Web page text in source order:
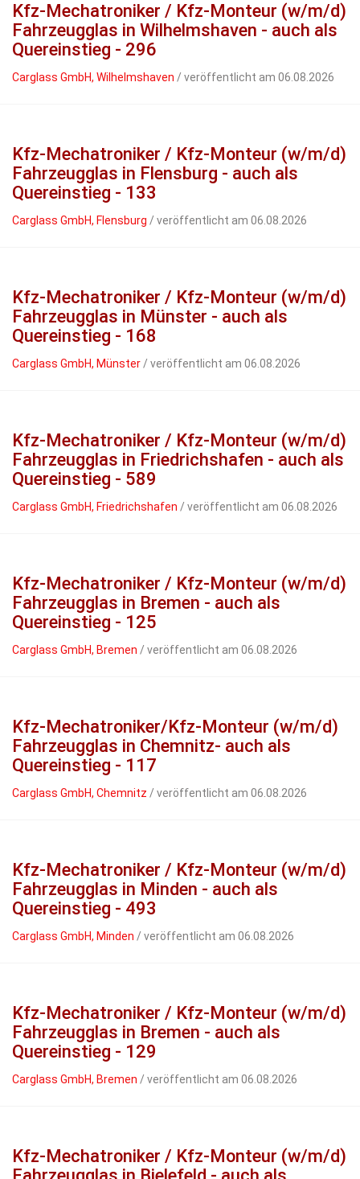
Kfz-Mechatroniker / Kfz-Monteur (w/m/d)
Fahrzeugglas in Wilhelmshaven - auch als
Quereinstieg - 296
Carglass GmbH, Wilhelmshaven / veröffentlicht am 06.08.2026
Kfz-Mechatroniker / Kfz-Monteur (w/m/d)
Fahrzeugglas in Flensburg - auch als
Quereinstieg - 133
Carglass GmbH, Flensburg / veröffentlicht am 06.08.2026
Kfz-Mechatroniker / Kfz-Monteur (w/m/d)
Fahrzeugglas in Münster - auch als
Quereinstieg - 168
Carglass GmbH, Münster / veröffentlicht am 06.08.2026
Kfz-Mechatroniker / Kfz-Monteur (w/m/d)
Fahrzeugglas in Friedrichshafen - auch als
Quereinstieg - 589
Carglass GmbH, Friedrichshafen / veröffentlicht am 06.08.2026
Kfz-Mechatroniker / Kfz-Monteur (w/m/d)
Fahrzeugglas in Bremen - auch als
Quereinstieg - 125
Carglass GmbH, Bremen / veröffentlicht am 06.08.2026
Kfz-Mechatroniker/Kfz-Monteur (w/m/d)
Fahrzeugglas in Chemnitz- auch als
Quereinstieg - 117
Carglass GmbH, Chemnitz / veröffentlicht am 06.08.2026
Kfz-Mechatroniker / Kfz-Monteur (w/m/d)
Fahrzeugglas in Minden - auch als
Quereinstieg - 493
Carglass GmbH, Minden / veröffentlicht am 06.08.2026
Kfz-Mechatroniker / Kfz-Monteur (w/m/d)
Fahrzeugglas in Bremen - auch als
Quereinstieg - 129
Carglass GmbH, Bremen / veröffentlicht am 06.08.2026
Kfz-Mechatroniker / Kfz-Monteur (w/m/d)